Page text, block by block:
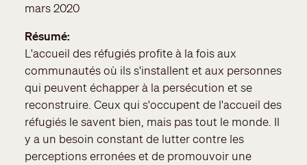
mars 2020
Résumé
L'accueil des réfugiés profite à la fois aux
communautés où ils s'installent et aux personnes
qui peuvent échapper à la persécution et se
reconstruire. Ceux qui s'occupent de l'accueil des
réfugiés le savent bien, mais pas tout le monde. Il
y a un besoin constant de lutter contre les
perceptions erronées et de promouvoir une